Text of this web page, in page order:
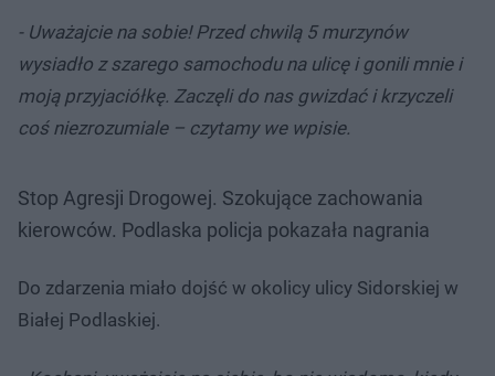
- Uważajcie na sobie! Przed chwilą 5 murzynów
wysiadło z szarego samochodu na ulicę i gonili mnie i
moją przyjaciółkę. Zaczęli do nas gwizdać i krzyczeli
coś niezrozumiale – czytamy we wpisie.
Stop Agresji Drogowej. Szokujące zachowania
kierowców. Podlaska policja pokazała nagrania
Do zdarzenia miało dojść w okolicy ulicy Sidorskiej w
Białej Podlaskiej.